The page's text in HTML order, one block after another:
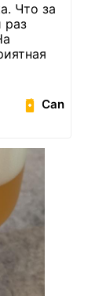
Что за
раз
Can